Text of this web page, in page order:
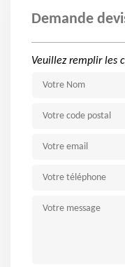
Demande
Veuillez remplir les